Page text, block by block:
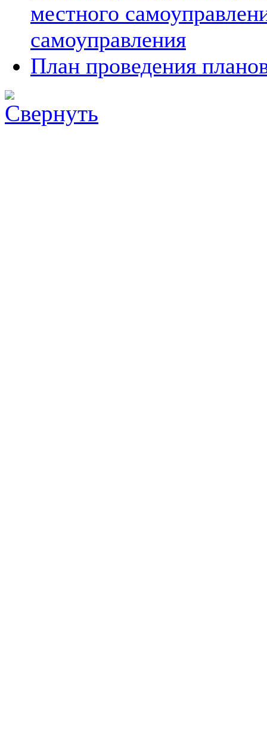
местного
самоуправления
План проведения